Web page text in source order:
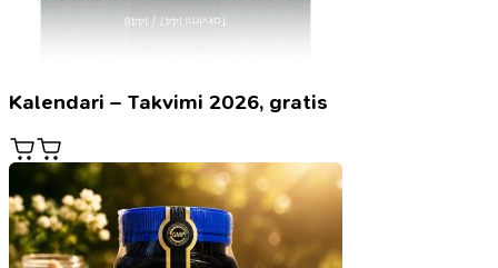
Kalendari – Takvimi 2026, gratis